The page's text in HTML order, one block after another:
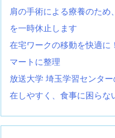
肩の手術による療養のた
を一時休止します
在宅ワークの移動を快適に
マートに整理
放送大学 埼玉学習センタ
在しやすく、食事に困らな